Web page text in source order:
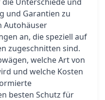
und Garantien zu
Autohäuser
an, die speziell auf
zugeschnitten sind.
welche Art von
und welche Kosten
besten Schutz für